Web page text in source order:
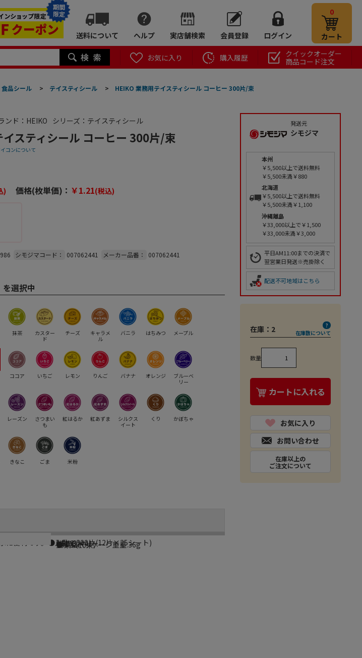
期間
限定
送料について ヘルプ 実店舗検索 会員登録 ログイン
0
カート
お気に入り 購入履歴
クイックオーダー
商品コード注文
食品シール > テイスティシール > HEIKO 業務用テイスティシール コーヒー 300片/束
ンド：HEIKO シリーズ：テイスティシール
スティシール コーヒー 300片/束
コンについて
) 価格(枚単価)： ￥1.21(税込)
シモジマコード： 007062441 メーカー品番： 007062441
選択中
抹茶
カスター
ド
チーズ
キャラメ
ル
バニラ はちみつ メープル
ココア いちご レモン りんご バナナ オレンジ
ブルーベ
リー
レーズン
さつまい
も
紅はるか 紅あずま
シルクス
イート
くり かぼちゃ
きなこ ごま 米粉
に便利です。●入数：300片(12片×25シート)
HEIKO
007062441
コーヒー
●単品パッケージ重量:36g
10束（10束）
発送元
シモジマ
本州
￥5,500以上で送料無料
￥5,500未満￥880
北海道
￥5,500以上で送料無料
￥5,500未満￥1,100
沖縄離島
￥33,000以上で￥1,500
￥33,000未満￥3,000
平日AM11:00までの決済で
翌営業日発送※売掛除く
配送不可地域はこちら
在庫： 2 在庫数について
数量
カートに入れる
お気に入り
お問い合わせ
在庫以上の
ご注文について